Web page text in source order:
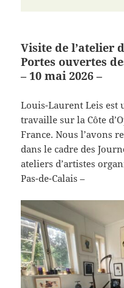
Visite de l’atelier
Portes ouvertes
– 10 mai 2026 –
Louis-Laurent Leis
travaille sur la Côte
France. Nous l’avons
dans le cadre des
ateliers d’artistes
Pas-de-Calais –